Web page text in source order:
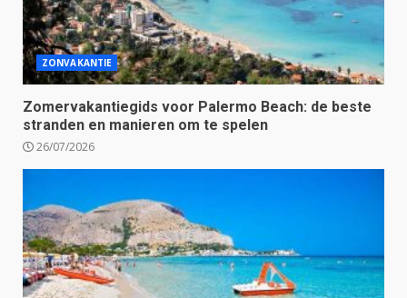
ZONVAKANTIE
Zomervakantiegids voor Palermo Beach: de beste
stranden en manieren om te spelen
26/07/2026